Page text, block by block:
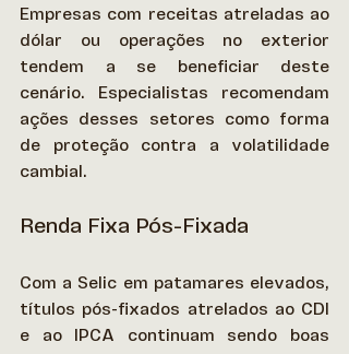
Empresas com receitas atreladas ao
dólar ou operações no exterior
tendem a se beneficiar deste
cenário. Especialistas recomendam
ações desses setores como forma
de proteção contra a volatilidade
cambial.
Renda Fixa Pós-Fixada
Com a Selic em patamares elevados,
títulos pós-fixados atrelados ao CDI
e ao IPCA continuam sendo boas